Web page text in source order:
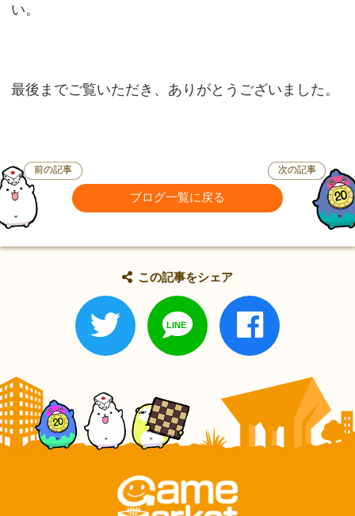
い。
最後までご覧いただき、ありがとうございました。
前の記事
ブログ一覧に戻る
次の記事
この記事をシェア